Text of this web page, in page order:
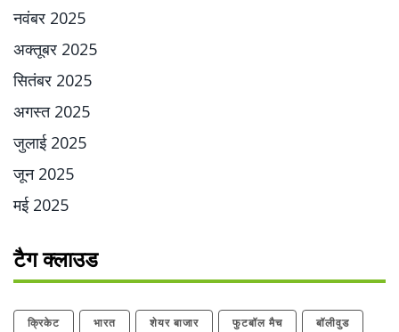
नवंबर 2025
अक्तूबर 2025
सितंबर 2025
अगस्त 2025
जुलाई 2025
जून 2025
मई 2025
टैग क्लाउड
क्रिकेट भारत शेयर बाजार फुटबॉल मैच
बॉलीवुड